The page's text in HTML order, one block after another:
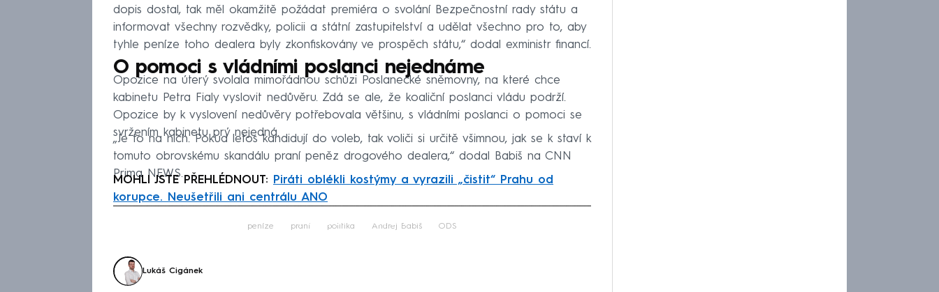
dopis dostal, tak měl okamžitě požádat premiéra o svolání Bezpečnostní rady státu a
informovat všechny rozvědky, policii a státní zastupitelství a udělat všechno pro to, aby
tyhle peníze toho dealera byly zkonfiskovány ve prospěch státu,“ dodal exministr financí.
O pomoci s vládními poslanci nejednáme
Opozice na úterý svolala mimořádnou schůzi Poslanecké sněmovny, na které chce
kabinetu Petra Fialy vyslovit nedůvěru. Zdá se ale, že koaliční poslanci vládu podrží.
Opozice by k vyslovení nedůvěry potřebovala většinu, s vládními poslanci o pomoci se
svržením kabinetu prý nejedná.
„Je to na nich. Pokud letos kandidují do voleb, tak voliči si určitě všimnou, jak se k staví k
tomuto obrovskému skandálu praní peněz drogového dealera,“ dodal Babiš na CNN
Prima NEWS.
MOHLI JSTE PŘEHLÉDNOUT:
Piráti oblékli kostýmy a vyrazili „čistit“ Prahu od
korupce. Neušetřili ani centrálu ANO
Failed to fetch
peníze praní politika Andrej Babiš ODS
Lukáš Cigánek